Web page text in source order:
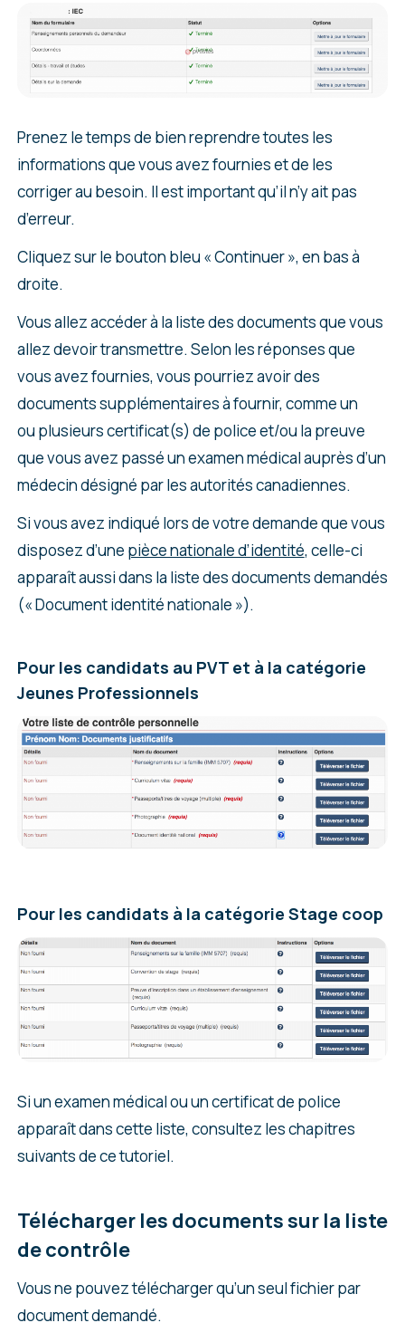
Prenez le temps de bien reprendre toutes les
informations que vous avez fournies et de les
corriger au besoin. Il est important qu’il n’y ait pas
d’erreur.
Cliquez sur le bouton bleu « Continuer », en bas à
droite.
Vous allez accéder à la liste des documents que vous
allez devoir transmettre. Selon les réponses que
vous avez fournies, vous pourriez avoir des
documents supplémentaires à fournir, comme un
ou plusieurs certificat(s) de police et/ou la preuve
que vous avez passé un examen médical auprès d’un
médecin désigné par les autorités canadiennes.
Si vous avez indiqué lors de votre demande que vous
disposez d’une pièce nationale d’identité, celle-ci
apparaît aussi dans la liste des documents demandés
(« Document identité nationale »).
Pour les candidats au PVT et à la catégorie
Jeunes Professionnels
Pour les candidats à la catégorie Stage coop
Si un examen médical ou un certificat de police
apparaît dans cette liste, consultez les chapitres
suivants de ce tutoriel.
Télécharger les documents sur la liste
de contrôle
Vous ne pouvez télécharger qu’un seul fichier par
document demandé.